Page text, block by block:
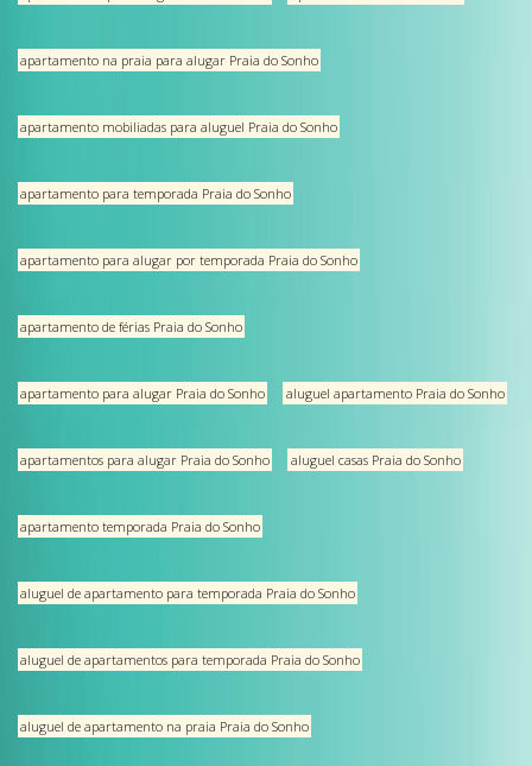
apartamento na praia para alugar Praia do Sonho
apartamento mobiliadas para aluguel Praia do Sonho
apartamento para temporada Praia do Sonho
apartamento para alugar por temporada Praia do Sonho
apartamento de férias Praia do Sonho
apartamento para alugar Praia do Sonho aluguel apartamento Praia do Sonho
apartamentos para alugar Praia do Sonho aluguel casas Praia do Sonho
apartamento temporada Praia do Sonho
aluguel de apartamento para temporada Praia do Sonho
aluguel de apartamentos para temporada Praia do Sonho
aluguel de apartamento na praia Praia do Sonho